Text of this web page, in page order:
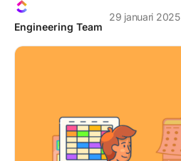
Engineering Team
29 januari 2025